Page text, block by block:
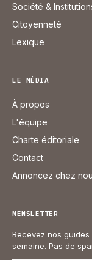
Société &
Citoyenneté
Lexique
LE MÉDIA
À propos
L'équipe
Charte éditoriale
Contact
Annoncez chez
NEWSLETTER
Recevez nos
semaine. Pas de